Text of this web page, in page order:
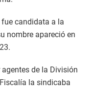
fue candidata a la
nombre apareció en
de la División
la sindicaba